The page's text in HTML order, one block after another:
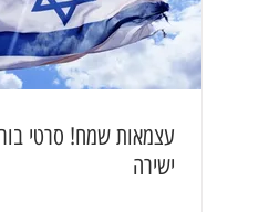
עצמאות שמח! סרטי
ישירה